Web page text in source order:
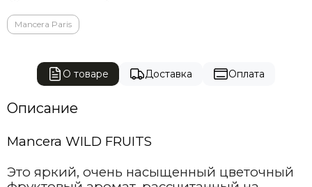
Mancera Paris
О товаре Доставка Оплата
Описание
Mancera WILD FRUITS
Это яркий, очень насыщенный цветочный